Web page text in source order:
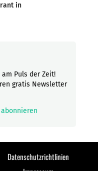
in
Puls der Zeit!
gratis Newsletter
Datenschutzrichtlinien